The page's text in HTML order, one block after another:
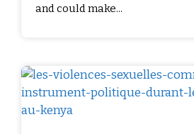
and could make...